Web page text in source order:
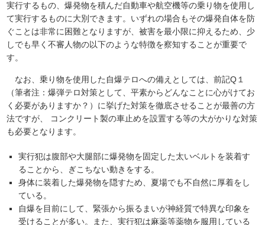
実行するもの、爆発物を積んだ自動車や航空機等の乗り物を使用し
て実行するものに大別できます。いずれの場合もその爆発自体を防
ぐことは非常に困難となりますが、被害を最小限に抑えるため、少
しでも早く不審人物の以下のような特徴を察知することが重要で
す。
なお、乗り物を使用した自爆テロへの備えとしては、前記Q１
（筆者注：爆弾テロ対策として、平素からどんなことに心がけてお
く必要がありますか？）に挙げた対策を徹底させることが最善の方
法ですが、 コンクリート製の車止めを設置する等の大がかりな対策
も必要となります。
実行犯は腹部や大腿部に爆発物を固定した太いベルトを装着す
ることから、ぎこちない動きをする。
身体に装着した爆発物を隠すため、夏場でも不自然に厚着をし
ている。
自爆を目前にして、緊張から振るまいが神経質で特異な印象を
受けることが多い。また、実行犯は麻薬等薬物を服用している